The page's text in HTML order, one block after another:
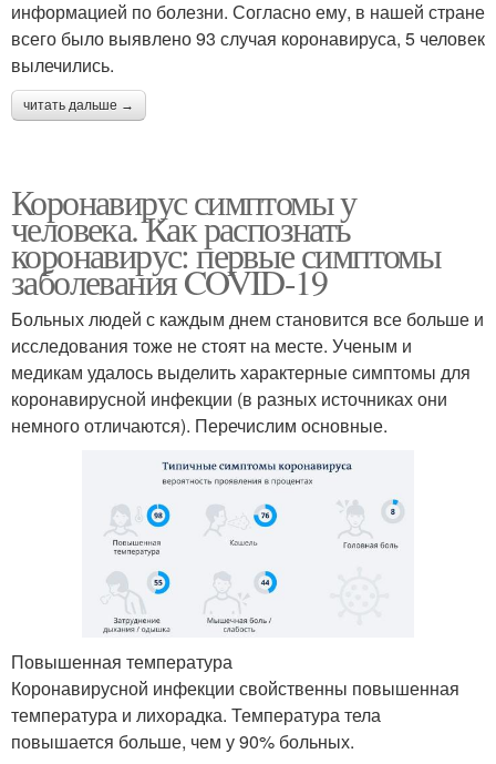
информацией по болезни. Согласно ему, в нашей стране
всего было выявлено 93 случая коронавируса, 5 человек
вылечились.
читать дальше →
Коронавирус симптомы у
человека. Как распознать
коронавирус: первые симптомы
заболевания COVID-19
Больных людей с каждым днем становится все больше и
исследования тоже не стоят на месте. Ученым и
медикам удалось выделить характерные симптомы для
коронавирусной инфекции (в разных источниках они
немного отличаются). Перечислим основные.
Повышенная температура
Коронавирусной инфекции свойственны повышенная
температура и лихорадка. Температура тела
повышается больше, чем у 90% больных.